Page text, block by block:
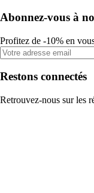
Abonnez-vous à
Profitez de -10% en
Restons connectés
Retrouvez-nous sur les